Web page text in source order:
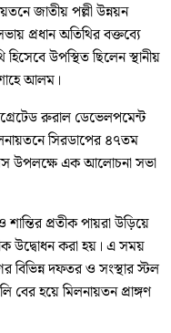
জাতীয় পল্লী উন্নয়ন
প্রধান অতিথির বক্তব্যে
উপস্থিত ছিলেন স্থানীয়
আলম।
রুরাল ডেভেলপমেন্ট
সিরডাপের ৪৭তম
দিবস উপলক্ষে এক আলোচনা সভা
প্রতীক পায়রা উড়িয়ে
উদ্বোধন করা হয়। এ সময়
বিভিন্ন দফতর ও সংস্থার স্টল
বের হয়ে মিলনায়তন প্রাঙ্গণ